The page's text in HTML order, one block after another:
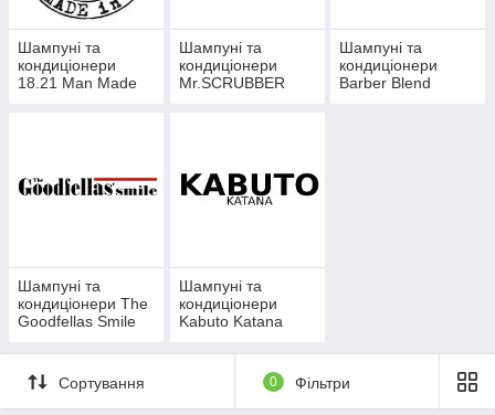
Шампуні та
кондиціонери
18.21 Man Made
Шампуні та
кондиціонери
Mr.SCRUBBER
Шампуні та
кондиціонери
Barber Blend
Шампуні та
кондиціонери The
Goodfellas Smile
Шампуні та
кондиціонери
Kabuto Katana
Сортування 0 Фільтри